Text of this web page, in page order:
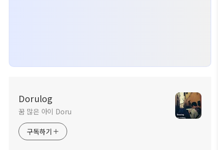
Dorulog
꿈 많은 아이 Doru
구독하기